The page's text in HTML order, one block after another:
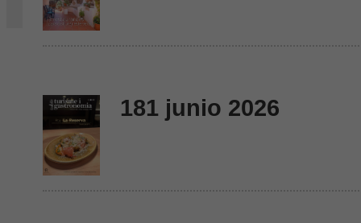
181 junio 2026